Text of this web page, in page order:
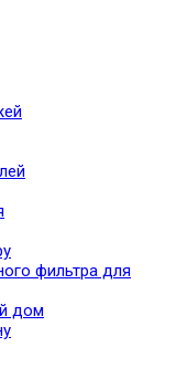
фильтра для
дом